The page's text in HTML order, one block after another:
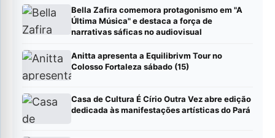
Bella Zafira comemora protagonismo em "A
Última Música" e destaca a força de
narrativas sáficas no audiovisual
Anitta apresenta a Equilibrivm Tour no
Colosso Fortaleza sábado (15)
Casa de Cultura É Círio Outra Vez abre edição
dedicada às manifestações artísticas do Pará